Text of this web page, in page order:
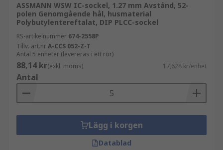
ASSMANN WSW IC-sockel, 1.27 mm Avstånd, 52-
polen Genomgående hål, husmaterial
Polybutylentereftalat, DIP PLCC-sockel
RS-artikelnummer 674-2558P
Tillv. art.nrA-CCS 052-Z-T
Antal 5 enheter (levereras i ett rör)
88,14 kr(exkl. moms) 17,628 kr/enhet
Antal
Lägg i korgen
Datablad